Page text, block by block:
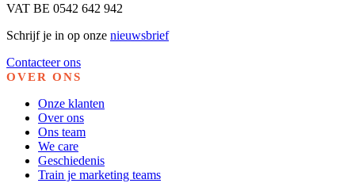
VAT BE 0542 642 942
Schrijf je in op onze nieuwsbrief
Contacteer ons
OVER ONS
Onze klanten
Over ons
Ons team
We care
Geschiedenis
Train je marketing teams